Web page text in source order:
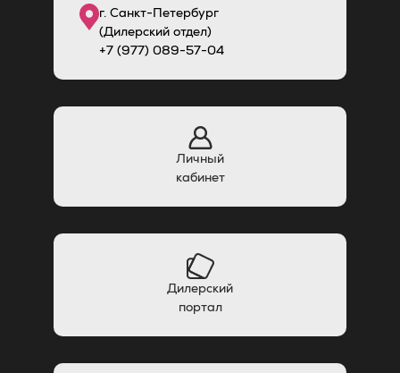
г. Санкт-Петербург
(Дилерский отдел)
+7 (977) 089-57-04
Личный
кабинет
Дилерский
портал